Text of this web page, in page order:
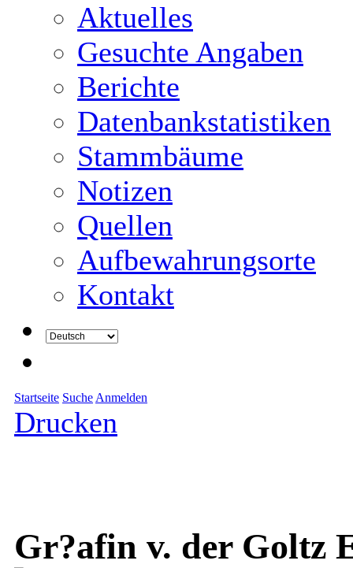
Aktuelles
Gesuchte Angaben
Berichte
Datenbankstatistiken
Stammbäume
Notizen
Quellen
Aufbewahrungsorte
Kontakt
Startseite Suche Anmelden
Drucken
Gr?afin v. der Goltz